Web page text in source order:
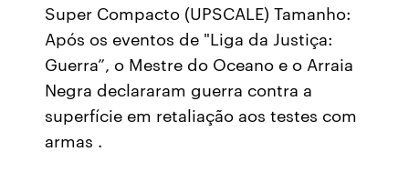
Super Compacto (UPSCALE) Tamanho:
Após os eventos de "Liga da Justiça:
Guerra”, o Mestre do Oceano e o Arraia
Negra declararam guerra contra a
superfície em retaliação aos testes com
armas .